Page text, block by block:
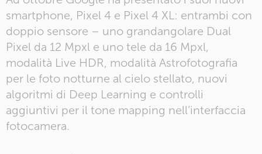
smartphone, Pixel 4 e Pixel 4 XL: entrambi con
doppio sensore – uno grandangolare Dual
Pixel da 12 Mpxl e uno tele da 16 Mpxl,
modalità Live HDR, modalità Astrofotografia
per le foto notturne al cielo stellato, nuovi
algoritmi di Deep Learning e controlli
aggiuntivi per il tone mapping nell’interfaccia
fotocamera.